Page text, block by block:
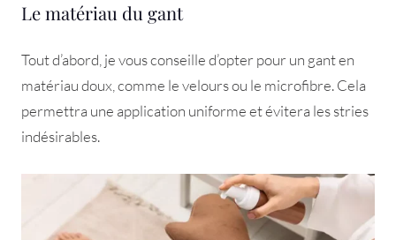
Le matériau du gant
Tout d’abord, je vous conseille d’opter pour un gant en
matériau doux, comme le velours ou le microfibre. Cela
permettra une application uniforme et évitera les stries
indésirables.